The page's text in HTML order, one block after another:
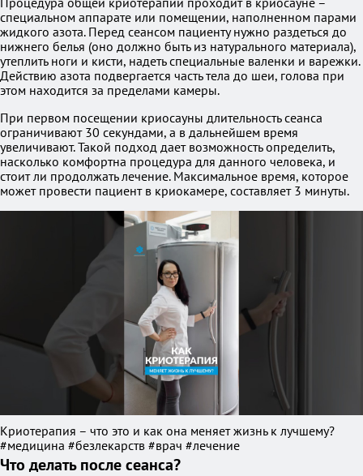
специальном аппарате или помещении, наполненном парами
жидкого азота. Перед сеансом пациенту нужно раздеться до
нижнего белья (оно должно быть из натурального материала),
утеплить ноги и кисти, надеть специальные валенки и варежки.
Действию азота подвергается часть тела до шеи, голова при
этом находится за пределами камеры.
При первом посещении криосауны длительность сеанса
ограничивают 30 секундами, а в дальнейшем время
увеличивают. Такой подход дает возможность определить,
насколько комфортна процедура для данного человека, и
стоит ли продолжать лечение. Максимальное время, которое
может провести пациент в криокамере, составляет 3 минуты.
Криотерапия – что это и как она меняет жизнь к лучшему?
#медицина #безлекарств #врач #лечение
Что делать после сеанса?